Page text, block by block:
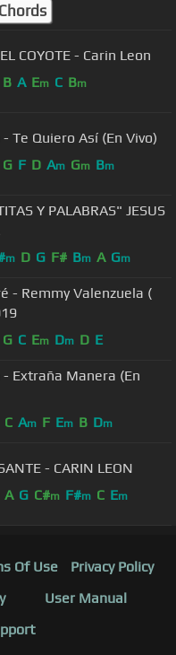
COYOTE - Carin Leon
B A Em C Bm
Te Quiero Así (En Vivo)
G F D Am Gm Bm
Y PALABRAS" JESUS
m D G F# Bm A Gm
- Remmy Valenzuela (
G C Em Dm D E
- Extraña Manera (En
C Am F Em B Dm
- CARIN LEON
A G C#m F#m C Em
Of Use
Privacy Policy
User Manual